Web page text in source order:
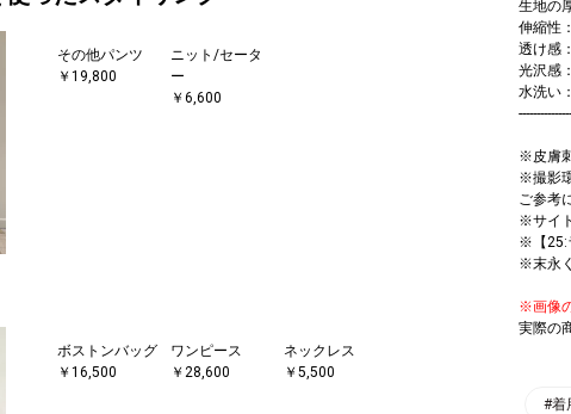
その他パンツ
￥19,800
ニット/セータ
ー
￥6,600
ボストンバッグ
￥16,500
ワンピース
￥28,600
ネックレス
￥5,500
生地の
伸縮性
透け感
光沢感
水洗い
※皮膚
※撮影
ご参考
※サイ
※【25:
※末永
※画像
実際の
#着